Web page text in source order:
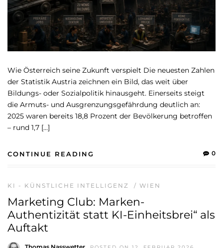
Wie Österreich seine Zukunft verspielt Die neuesten Zahlen
der Statistik Austria zeichnen ein Bild, das weit über
Bildungs- oder Sozialpolitik hinausgeht. Einerseits steigt
die Armuts- und Ausgrenzungsgefährdung deutlich an:
2025 waren bereits 18,8 Prozent der Bevölkerung betroffen
– rund 1,7 […]
CONTINUE READING 0
KI - KÜNSTLICHE INTELLIGENZ / WIEN
Marketing Club: Marken-
Authentizität statt KI-Einheitsbrei“ als
Auftakt